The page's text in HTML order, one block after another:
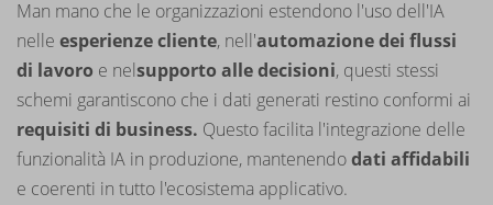
Man mano che le organizzazioni estendono l'uso dell'IA
nelle esperienze cliente, nell'automazione dei flussi
di lavoro e nelsupporto alle decisioni, questi stessi
schemi garantiscono che i dati generati restino conformi ai
requisiti di business. Questo facilita l'integrazione delle
funzionalità IA in produzione, mantenendodati affidabili
e coerenti in tutto l'ecosistema applicativo.